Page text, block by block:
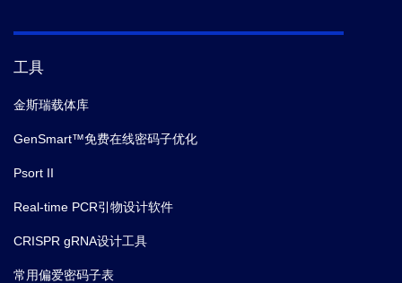
工具
金斯瑞载体库
GenSmart™免费在线密码子优化
Psort II
Real-time PCR引物设计软件
CRISPR gRNA设计工具
常用偏爱密码子表